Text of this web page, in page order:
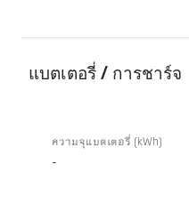
แบตเตอรี่ / การชาร์จ
ความจุแบตเตอรี่ (kWh)
-